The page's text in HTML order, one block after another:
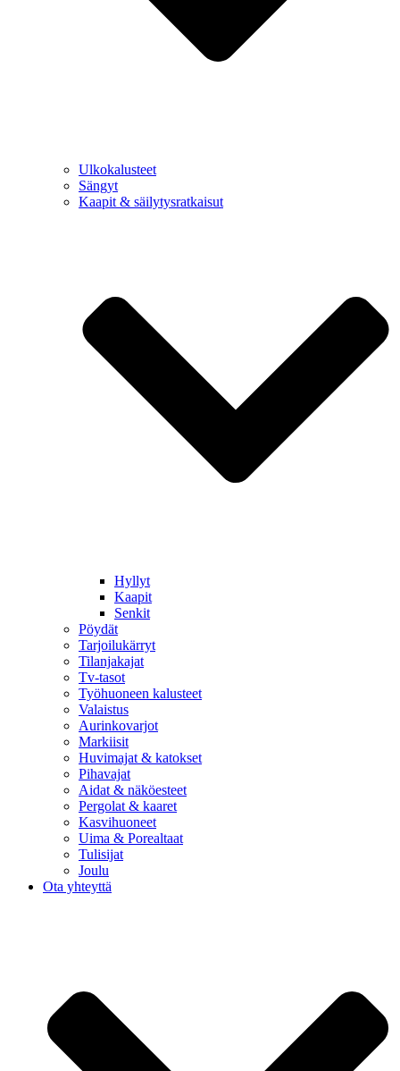
Ulkokalusteet
Sängyt
Kaapit & säilytysratkaisut
Hyllyt
Kaapit
Senkit
Pöydät
Tarjoilukärryt
Tilanjakajat
Tv-tasot
Työhuoneen kalusteet
Valaistus
Aurinkovarjot
Markiisit
Huvimajat & katokset
Pihavajat
Aidat & näköesteet
Pergolat & kaaret
Kasvihuoneet
Uima & Porealtaat
Tulisijat
Joulu
Ota yhteyttä